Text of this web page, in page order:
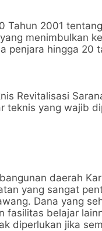
Tahun 2001
menimbulkan
penjara hingga 20
Revitalisasi
teknis yang wajib
daerah
yang sangat
Dana yang
fasilitas belajar
diperlukan jika